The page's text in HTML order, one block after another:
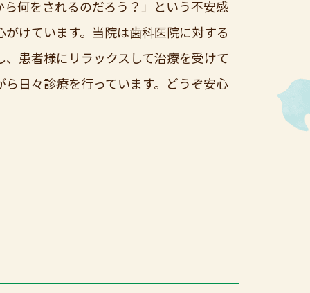
何をされるのだろう？」という不安感
けています。当院は歯科医院に対する
患者様にリラックスして治療を受けて
日々診療を行っています。どうぞ安心